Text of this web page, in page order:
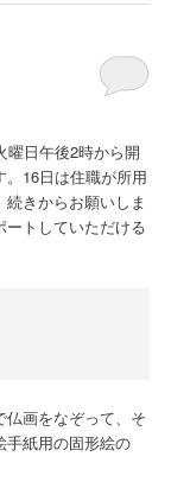
曜日午後2時から開
16日は住職が所用
きからお願いしま
トしていただける
画をなぞって、そ
手紙用の固形絵の